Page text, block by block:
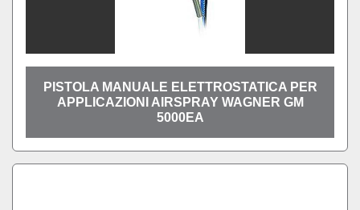
PISTOLA MANUALE ELETTROSTATICA PER
APPLICAZIONI AIRSPRAY WAGNER GM
5000EA